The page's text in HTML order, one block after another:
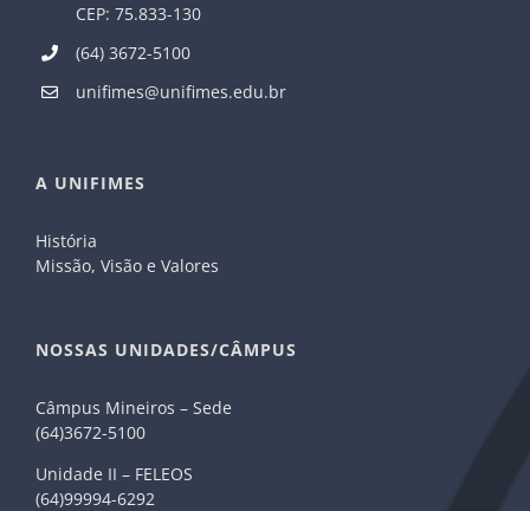
CEP: 75.833-130
(64) 3672-5100
unifimes@unifimes.edu.br
A UNIFIMES
História
Missão, Visão e Valores
NOSSAS UNIDADES/CÂMPUS
Câmpus Mineiros – Sede
(64)3672-5100
Unidade II – FELEOS
(64)99994-6292